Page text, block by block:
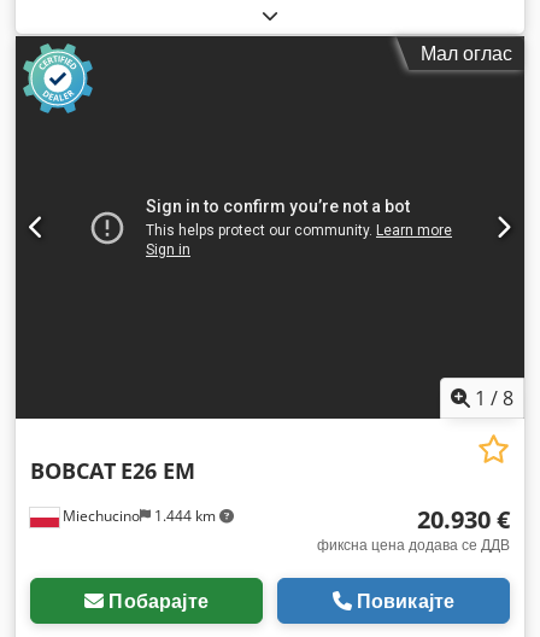
Мал оглас
1 /8
Miechucino 1.444 km
BOBCAT E26 EM
20.930 €
фиксна цена додава се ДДВ
Побарајте Повикајте